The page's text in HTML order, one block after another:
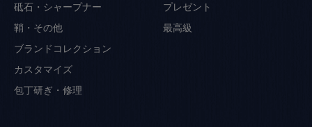
砥石・シャープナー
鞘・その他
ブランドコレクション
カスタマイズ
包丁研ぎ・修理
プレゼント
最高級